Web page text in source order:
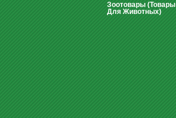
Зоотовары (Товары
Для Животных)